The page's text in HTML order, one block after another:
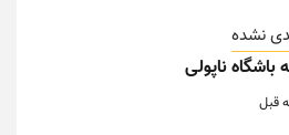
نشده
باشگاه ناپولی